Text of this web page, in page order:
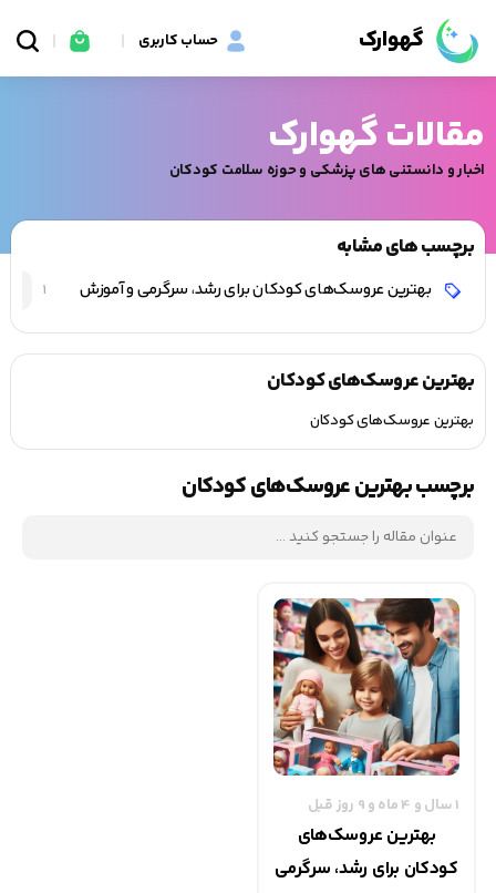
گهوارک حساب کاربری
مقالات گهوارک
اخبار و دانستنی های پزشکی و حوزه سلامت کودکان
برچسب های مشابه
بهترین عروسک‌های کودکان برای رشد، سرگرمی و آموزش 1
بهترین عروسک‌های کودکان
بهترین عروسک‌های کودکان
برچسب بهترین عروسک‌های کودکان
1 سال و 4 ماه و 9 روز قبل
بهترین عروسک‌های
کودکان برای رشد، سرگرمی